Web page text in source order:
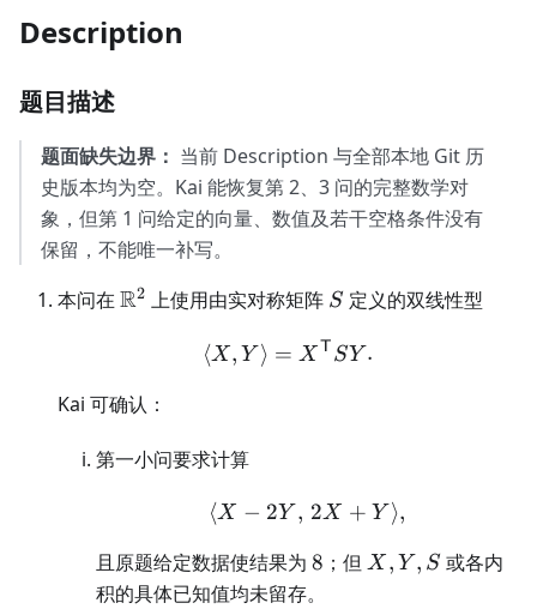
Description
题目描述
题面缺失边界： 当前 Description 与全部本地 Git 历
史版本均为空。Kai 能恢复第 2、3 问的完整数学对
象，但第 1 问给定的向量、数值及若干空格条件没有
保留，不能唯一补写。
本问在 \mathbb
R2 上使用由实对称矩阵 S
S 定义的双线性型
\langle
⟨X, Y ⟩ = X T SY .
Kai 可确认：
第一小问要求计算
\langle X-
⟨X − 2Y , 2X + Y ⟩,
且原题给定数据使结果为 8
8 ；但 X,Y,S
X , Y , S 或各内
积的具体已知值均未留存。